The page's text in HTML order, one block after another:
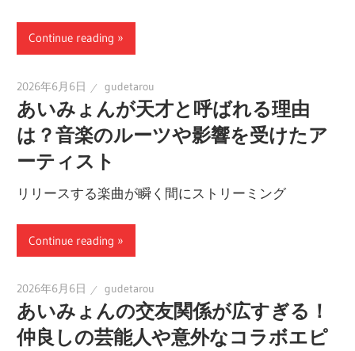
Continue reading
2026年6月6日 gudetarou
あいみょんが天才と呼ばれる理由
は？音楽のルーツや影響を受けたア
ーティスト
リリースする楽曲が瞬く間にストリーミング
Continue reading
2026年6月6日 gudetarou
あいみょんの交友関係が広すぎる！
仲良しの芸能人や意外なコラボエピ